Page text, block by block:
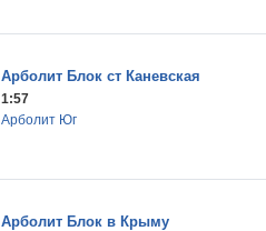
Арболит Блок ст Каневская
1:57
Арболит Юг
Арболит Блок в Крыму